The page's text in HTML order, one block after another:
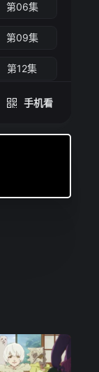
手机看
第06集
第09集
第12集
第15集